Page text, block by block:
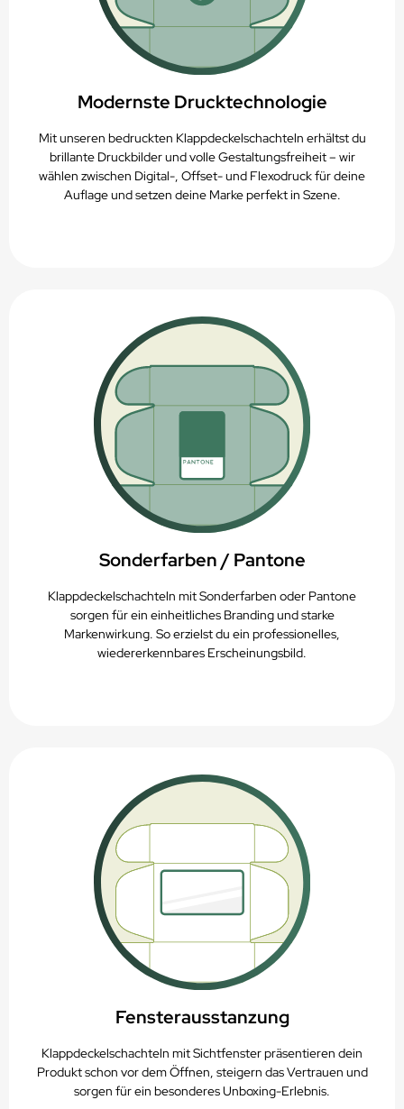
Modernste Drucktechnologie
Mit unseren bedruckten Klappdeckelschachteln erhältst du
brillante Druckbilder und volle Gestaltungsfreiheit – wir
wählen zwischen Digital-, Offset- und Flexodruck für deine
Auflage und setzen deine Marke perfekt in Szene.
Sonderfarben / Pantone
Klappdeckelschachteln mit Sonderfarben oder Pantone
sorgen für ein einheitliches Branding und starke
Markenwirkung. So erzielst du ein professionelles,
wiedererkennbares Erscheinungsbild.
Fensterausstanzung
Klappdeckelschachteln mit Sichtfenster präsentieren dein
Produkt schon vor dem Öffnen, steigern das Vertrauen und
sorgen für ein besonderes Unboxing-Erlebnis.